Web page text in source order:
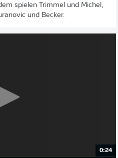
spielen Trimmel und Michel,
und Becker.
0:24